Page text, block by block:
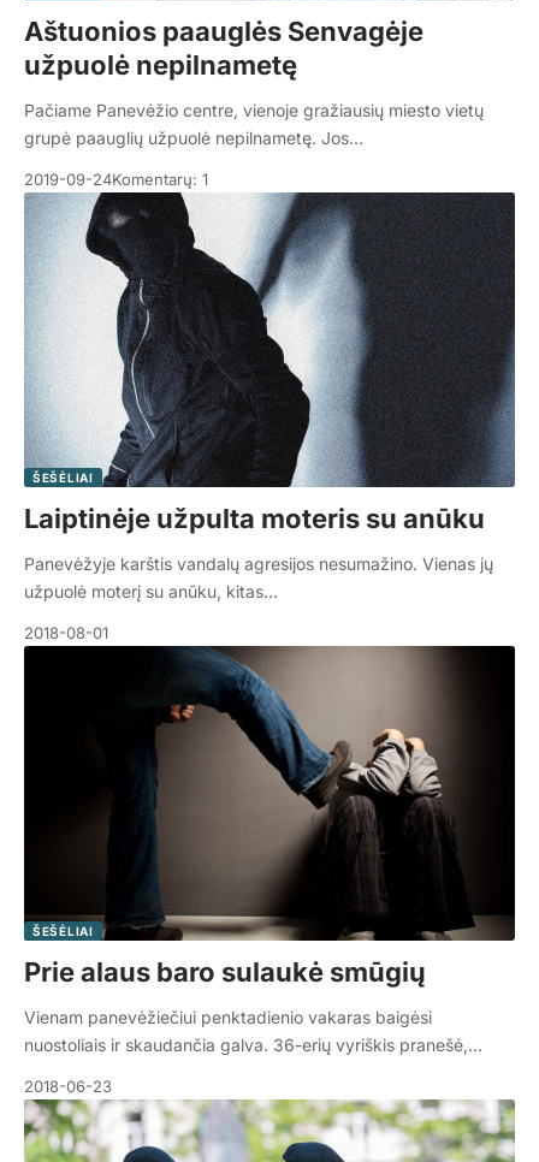
Aštuonios paauglės Senvagėje
užpuolė nepilnametę
Pačiame Panevėžio centre, vienoje gražiausių miesto vietų
grupė paauglių užpuolė nepilnametę. Jos…
2019-09-24Komentarų: 1
ŠEŠĖLIAI
Laiptinėje užpulta moteris su anūku
Panevėžyje karštis vandalų agresijos nesumažino. Vienas jų
užpuolė moterį su anūku, kitas…
2018-08-01
ŠEŠĖLIAI
Prie alaus baro sulaukė smūgių
Vienam panevėžiečiui penktadienio vakaras baigėsi
nuostoliais ir skaudančia galva. 36-erių vyriškis pranešė,…
2018-06-23